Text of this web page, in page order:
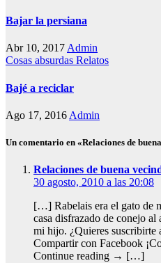
Bajar la persiana
Abr 10, 2017 Admin
Cosas absurdas Relatos
Bajé a reciclar
Ago 17, 2016 Admin
Un comentario en «Relaciones de
Relaciones de buena
30 agosto, 2010 a las 20:08
[…] Rabelais era el gato de
casa disfrazado de conejo
mi hijo. ¿Quieres suscribirte
Compartir con Facebook
Continue reading → […]